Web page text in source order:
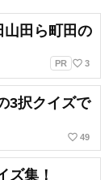
田ら町田の
PR favorite_border 3
3択クイズで
favorite_border 49
ズ集！